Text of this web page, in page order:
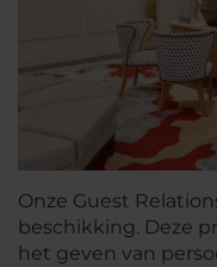
Onze Guest
beschikking. Deze
het geven van